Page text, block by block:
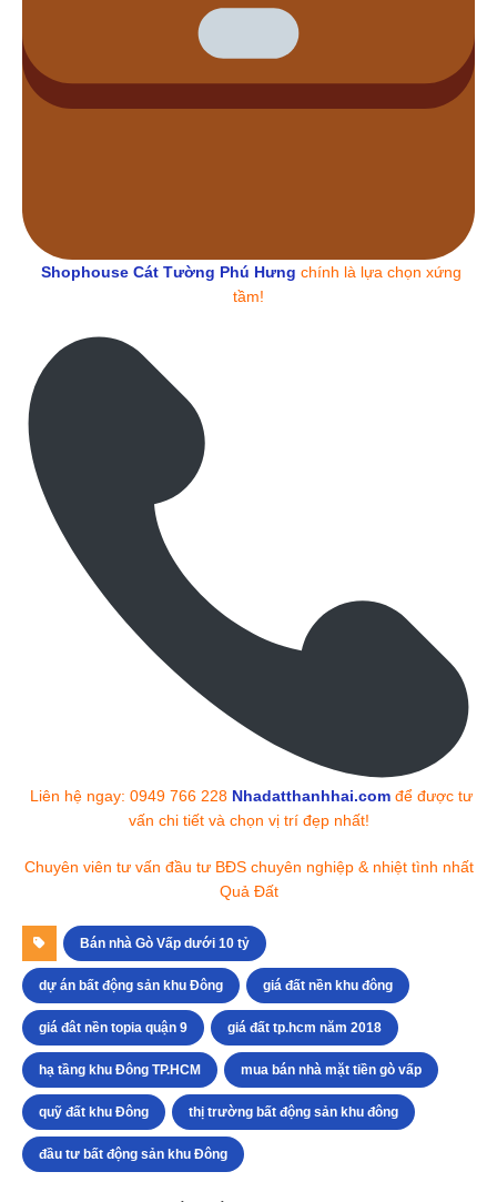
Shophouse Cát Tường Phú Hưng chính là lựa chọn xứng
tầm!
Liên hệ ngay: 0949 766 228 Nhadatthanhhai.comđể được tư
vấn chi tiết và chọn vị trí đẹp nhất!
Chuyên viên tư vấn đầu tư BĐS chuyên nghiệp & nhiệt tình nhất
Quả Đất
Bán nhà Gò Vấp dưới 10 tỷ
dự án bất động sản khu Đông giá đất nền khu đông
giá đât nền topia quận 9 giá đất tp.hcm năm 2018
hạ tầng khu Đông TP.HCM mua bán nhà mặt tiền gò vấp
quỹ đất khu Đông thị trường bất động sản khu đông
đầu tư bất động sản khu Đông